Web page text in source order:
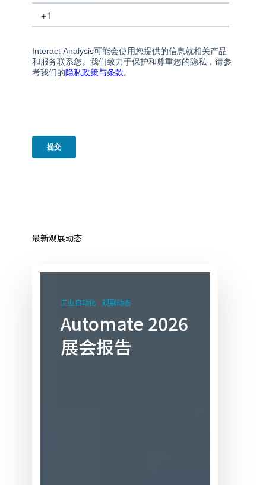
最新观展动态
工业自动化 观展动态
Automate 2026
展会报告